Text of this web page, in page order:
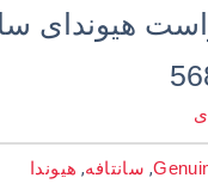
, سانتافه, هیوندا